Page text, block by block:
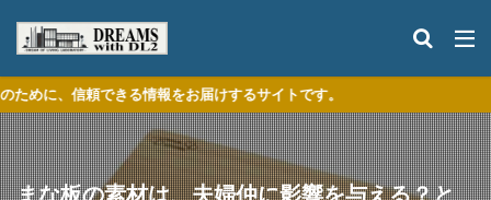
る情報をお届けするサイトです。
まな板の素材は、夫婦仲に影響を与える？と